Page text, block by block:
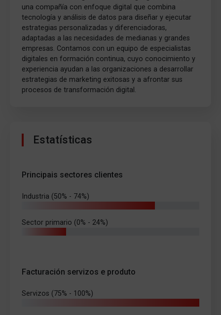
una compañía con enfoque digital que combina
tecnología y análisis de datos para diseñar y ejecutar
estrategias personalizadas y diferenciadoras,
adaptadas a las necesidades de medianas y grandes
empresas. Contamos con un equipo de especialistas
digitales en formación continua, cuyo conocimiento y
experiencia ayudan a las organizaciones a desarrollar
estrategias de marketing exitosas y a afrontar sus
procesos de transformación digital.
Estatísticas
Principais sectores clientes
Industria (50% - 74%)
Sector primario (0% - 24%)
Facturación servizos e produto
Servizos (75% - 100%)